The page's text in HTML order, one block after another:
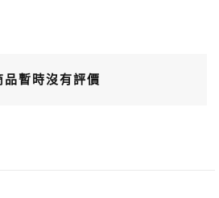
品暫時沒有評價